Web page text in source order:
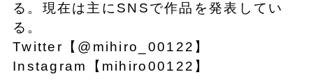
る。現在は主にSNSで作品を発表してい
る。
Twitter【@mihiro_00122】
Instagram【mihiro00122】